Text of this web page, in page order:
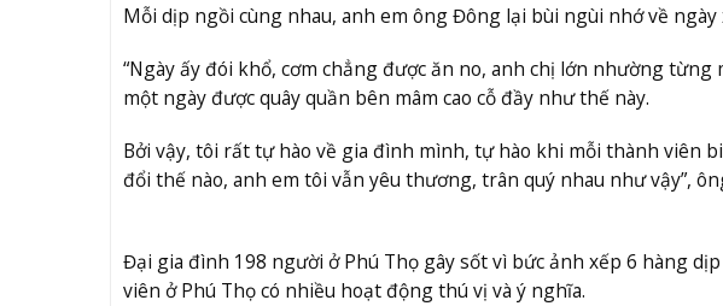
Mỗi dịp ngồi cùng nhau, anh em ông Đông lại bùi ngùi nhớ về ngày
“Ngày ấy đói khổ, cơm chẳng được ăn no, anh chị lớn nhường
một ngày được quây quần bên mâm cao cỗ đầy như thế này.
Bởi vậy, tôi rất tự hào về gia đình mình, tự hào khi mỗi thành viên
đổi thế nào, anh em tôi vẫn yêu thương, trân quý nhau như vậy”,
Đại gia đình 198 người ở Phú Thọ gây sốt vì bức ảnh xếp 6 hàng
viên ở Phú Thọ có nhiều hoạt động thú vị và ý nghĩa.